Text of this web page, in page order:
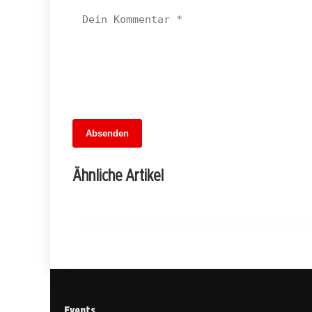
Absenden
Ähnliche Artikel
13. Juni 2026
Brandenburgs Bauernfest: Ein Tag voller